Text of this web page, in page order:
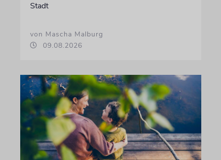
Stadt
von Mascha Malburg
09.08.2026